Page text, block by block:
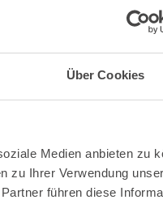
Über Cookies
Medien anbieten zu
zu Ihrer Verwendung
führen diese
Sohlenlänge Herren
GripWalk: Was sind die
Was ist der Skischuh Flex?
GripWalk: Was sind die